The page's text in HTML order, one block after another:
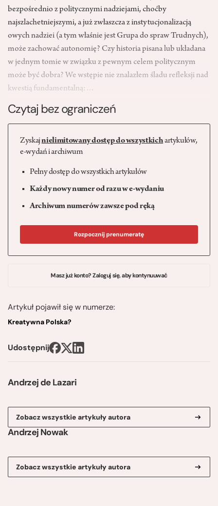
Andrzej de Lazari
Zobacz wszystkie artykuły autora
Andrzej Nowak
Zobacz wszystkie artykuły autora
bezpośrednio z politycznymi nadziejami, choćby
najszlachetniejszymi, a już zwłaszcza z instytucjonalizacją
owych nadziei (a tym właśnie jest Grupa do spraw Trudnych),
może zachować autonomię? Czy historia pisana lub układana
w jednym tomie w związku z pewnym celem politycznym
może być dobra? We wstępie nie znalazłem śladu refleksji nad
kwestią fundamentalną:…
Czytaj bez ograniczeń
Zyskajnielimitowany dostęp do wszystkichartykułów,
e-wydań i archiwum
Pełny dostęp do wszystkich artykułów
Każdy nowy numer od razu w e-wydaniu
Archiwum numerów zawsze pod ręką
Rozpocznij prenumeratę
Masz już konto? Zaloguj się, aby kontynuuwać
Artykuł pojawił się w numerze:
Kreatywna Polska?
Udostępnij